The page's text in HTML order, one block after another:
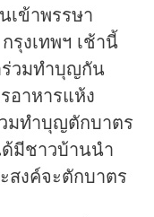
เข้าพรรษา
รุงเทพฯ เช้านี้
ร่วมทำบุญกัน
อาหารแห้ง
มทำบุญตักบาตร
มีชาวบ้านนำ
สงค์จะตักบาตร